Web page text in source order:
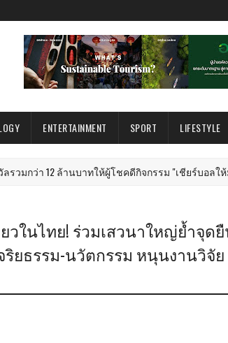
ENTERTAINMENT SPORT LIFESTYLE
ล้านบาทให้ผู้โชคดีกิจกรรม "เชียร์บอลให้มัน เฮลั่
ยวในไทย! ร่วมเสวนาใหญ่ย้ำจุด
จริยธรรม-นวัตกรรม หนุนงานวิจัย